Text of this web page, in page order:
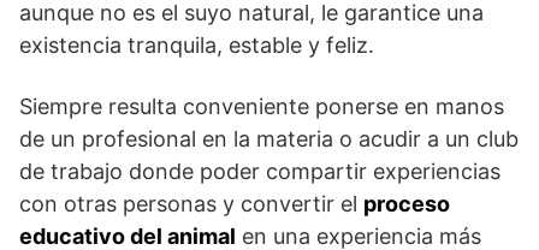
aunque no es el suyo natural, le garantice una
existencia tranquila, estable y feliz.
Siempre resulta conveniente ponerse en manos
de un profesional en la materia o acudir a un club
de trabajo donde poder compartir experiencias
con otras personas y convertir el proceso
educativo del animal en una experiencia más